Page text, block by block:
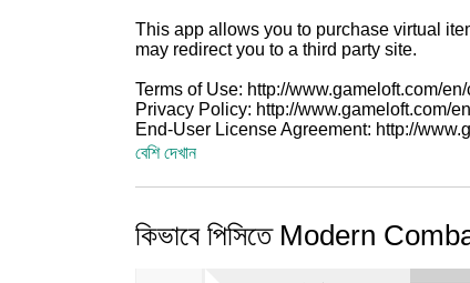
This app allows you to purchase virtual
may redirect you to a third party site.
Terms of Use: http://www.gameloft.com/
Privacy Policy: http://www.gameloft.com/
End-User License Agreement: http://
বেশি দেখান
কিভাবে পিসিতে Modern